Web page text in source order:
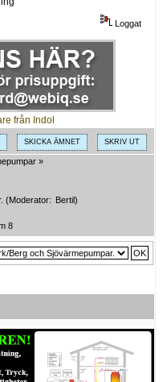
Loggat
SKICKA ÄMNET SKRIV UT
»
(Moderator: Bertil)
8